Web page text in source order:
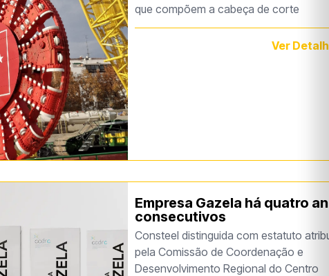
que compõem a cabeça de corte
Ver
Empresa Gazela há quatro
consecutivos
Consteel distinguida com estatuto
pela Comissão de Coordenação e
Desenvolvimento Regional do Centro